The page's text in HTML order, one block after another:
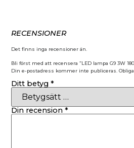
RECENSIONER
Det finns inga recensioner än.
Bli först med att recensera ”LED lampa G9 3W
Din e-postadress kommer inte publiceras.
Ditt betyg*
Din recension*